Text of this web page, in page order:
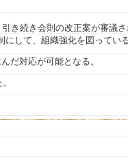
き続き会則の改正案が審議
して、組織強化を図っている
だ対応が可能となる。